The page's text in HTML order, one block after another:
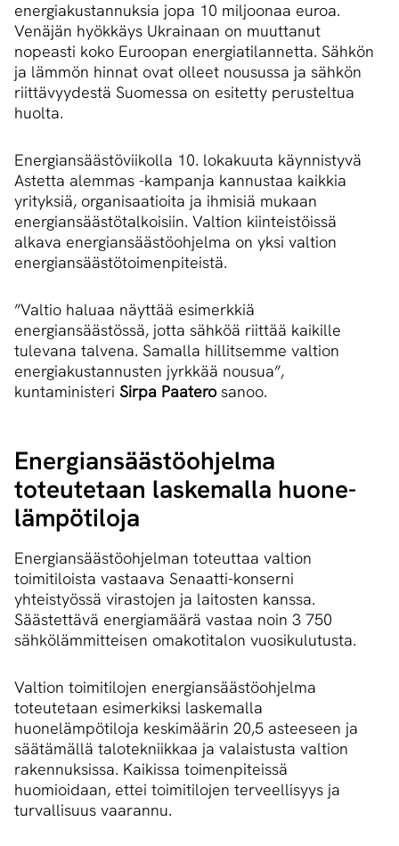
energiakustannuksia jopa 10 miljoonaa euroa.
Venäjän hyökkäys Ukrainaan on muuttanut
nopeasti koko Euroopan energiatilannetta. Sähkön
ja lämmön hinnat ovat olleet nousussa ja sähkön
riittävyydestä Suomessa on esitetty perusteltua
huolta.
Energiansäästöviikolla 10. lokakuuta käynnistyvä
Astetta alemmas -kampanja kannustaa kaikkia
yrityksiä, organisaatioita ja ihmisiä mukaan
energiansäästötalkoisiin. Valtion kiinteistöissä
alkava energiansäästöohjelma on yksi valtion
energiansäästötoimenpiteistä.
”Valtio haluaa näyttää esimerkkiä
energiansäästössä, jotta sähköä riittää kaikille
tulevana talvena. Samalla hillitsemme valtion
energiakustannusten jyrkkää nousua”,
kuntaministeri Sirpa Paaterosanoo.
Ener­gian­sääs­tö­oh­jel­ma
toteutetaan laskemalla huo­ne­
läm­pö­ti­lo­ja
Energiansäästöohjelman toteuttaa valtion
toimitiloista vastaava Senaatti-konserni
yhteistyössä virastojen ja laitosten kanssa.
Säästettävä energiamäärä vastaa noin 3 750
sähkölämmitteisen omakotitalon vuosikulutusta.
Valtion toimitilojen energiansäästöohjelma
toteutetaan esimerkiksi laskemalla
huonelämpötiloja keskimäärin 20,5 asteeseen ja
säätämällä talotekniikkaa ja valaistusta valtion
rakennuksissa. Kaikissa toimenpiteissä
huomioidaan, ettei toimitilojen terveellisyys ja
turvallisuus vaarannu.